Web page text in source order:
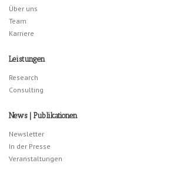
Über uns
Team
Karriere
Leistungen
Research
Consulting
News | Publikationen
Newsletter
In der Presse
Veranstaltungen